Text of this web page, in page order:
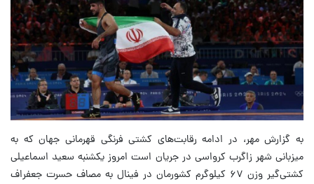
به گزارش مهر، در ادامه رقابت‌های کشتی فرنگی قهرمانی جهان که به
میزبانی شهر زاگرب کرواسی در جریان است امروز یکشنبه سعید اسماعیلی
کشتی‌گیر وزن ۶۷ کیلوگرم کشورمان در فینال به مصاف حسرت جعفراف